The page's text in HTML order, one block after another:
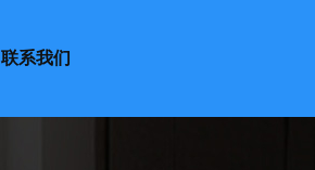
联系我们